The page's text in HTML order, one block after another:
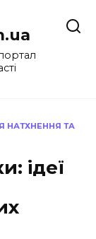
НАТХНЕННЯ ТА
ідеї